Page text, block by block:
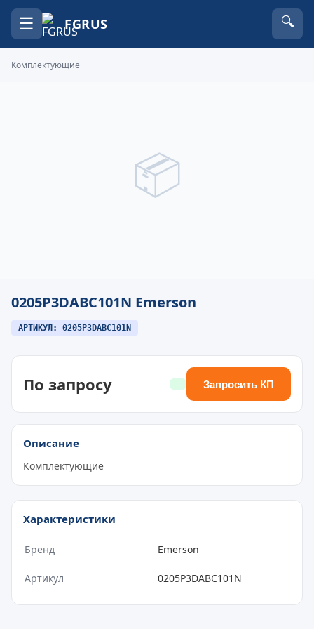
☰ FGRUS 🔍
Комплектующие
📦
0205P3DABC101N Emerson
АРТИКУЛ: 0205P3DABC101N
По запросу Запросить КП
Описание
Комплектующие
Характеристики
Бренд Emerson
Артикул 0205P3DABC101N